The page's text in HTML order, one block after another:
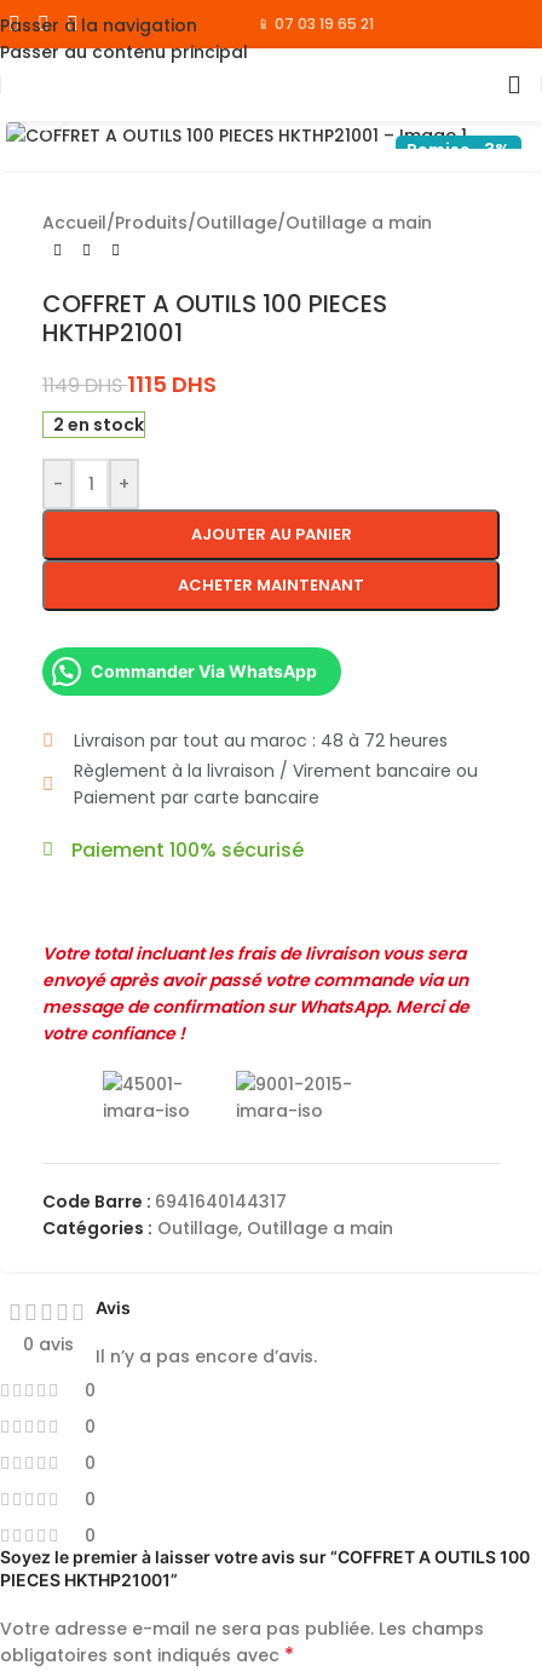
Passer à la navigation
Passer au contenu principal
📱 07 03 19 65 21
Remise -3%
Accueil/Produits/Outillage/Outillage a main
COFFRET A OUTILS 100 PIECES
HKTHP21001
1149DHS 1115 DHS
2 en stock
- +
AJOUTER AU PANIER
ACHETER MAINTENANT
Commander Via WhatsApp
Livraison par tout au maroc : 48 à 72 heures
Règlement à la livraison / Virement bancaire ou
Paiement par carte bancaire
Paiement 100% sécurisé
Votre total incluant les frais de livraison vous sera
envoyé après avoir passé votre commande via un
message de confirmation sur WhatsApp. Merci de
votre confiance !
Code Barre : 6941640144317
Catégories : Outillage, Outillage a main
0 avis
0
0
0
0
0
Avis
Il n’y a pas encore d’avis.
Soyez le premier à laisser votre avis sur “COFFRET A OUTILS 100
PIECES HKTHP21001”
Votre adresse e-mail ne sera pas publiée. Les champs
obligatoires sont indiqués avec *